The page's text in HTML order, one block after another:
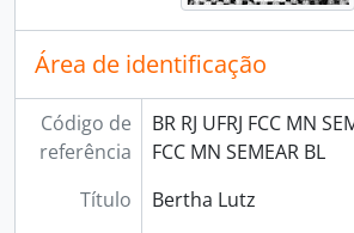
Área de identificação
Código de
referência
BR RJ UFRJ FCC MN
FCC MN SEMEAR BL
Título
Bertha Lutz